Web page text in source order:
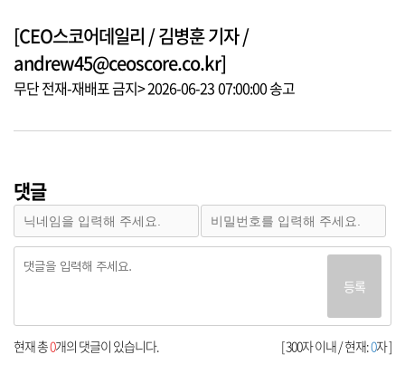
[CEO스코어데일리 / 김병훈 기자 /
andrew45@ceoscore.co.kr]
무단 전재-재배포 금지> 2026-06-23 07:00:00 송고
댓글
등록
[ 300자 이내 / 현재:0자 ]
현재 총0개의 댓글이 있습니다.